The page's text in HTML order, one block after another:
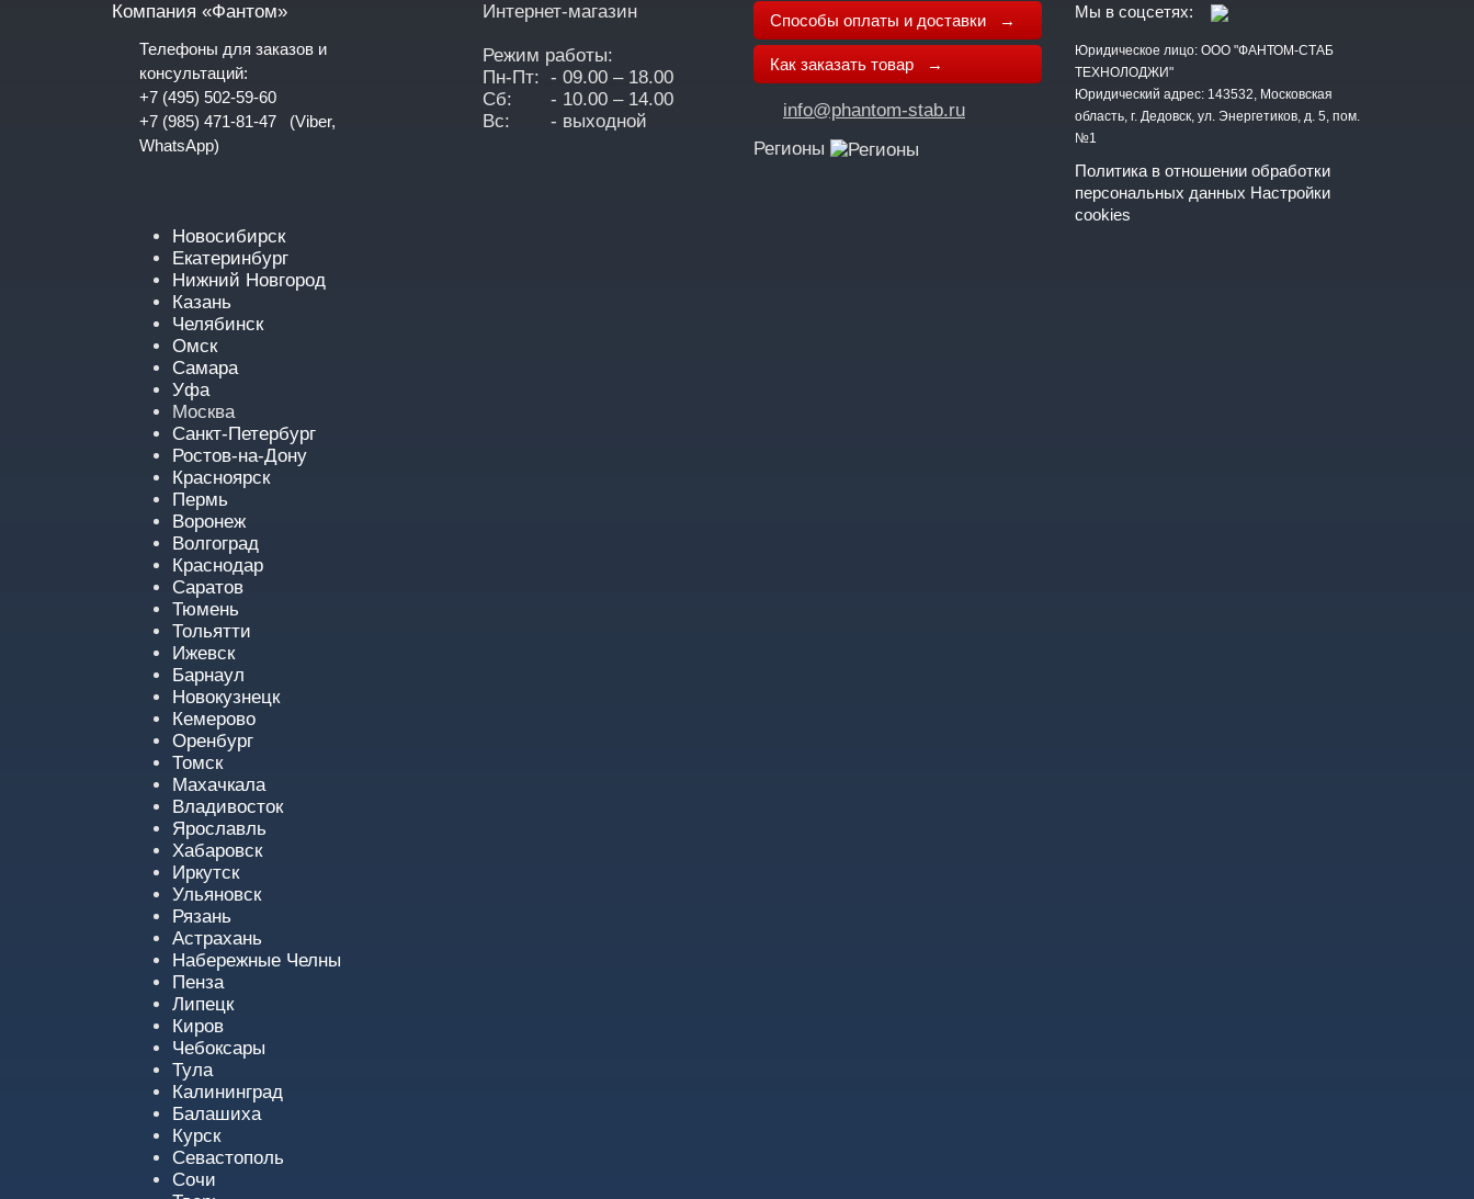
Компания «Фантом»
Телефоны для заказов и
консультаций:
+7 (495) 502-59-60
+7 (985) 471-81-47 (Viber,
WhatsApp)
Интернет-магазин
Режим работы:
Пн-Пт: - 09.00 – 18.00
Сб:
- 10.00 – 14.00
Вс:
- выходной
Способы оплаты и доставки →
Как заказать товар →
info@phantom-stab.ru
Регионы
Мы в соцсетях:
Юридическое лицо: ООО "ФАНТОМ-СТАБ
ТЕХНОЛОДЖИ"
Юридический адрес: 143532, Московская
область, г. Дедовск, ул. Энергетиков, д. 5, пом.
№1
Политика в отношении обработки
персональных данных Настройки
cookies
Новосибирск
Екатеринбург
Нижний Новгород
Казань
Челябинск
Омск
Самара
Уфа
Москва
Санкт-Петербург
Ростов-на-Дону
Красноярск
Пермь
Воронеж
Волгоград
Краснодар
Саратов
Тюмень
Тольятти
Ижевск
Барнаул
Новокузнецк
Кемерово
Оренбург
Томск
Махачкала
Владивосток
Ярославль
Хабаровск
Иркутск
Ульяновск
Рязань
Астрахань
Набережные Челны
Пенза
Липецк
Киров
Чебоксары
Тула
Калининград
Балашиха
Курск
Севастополь
Сочи